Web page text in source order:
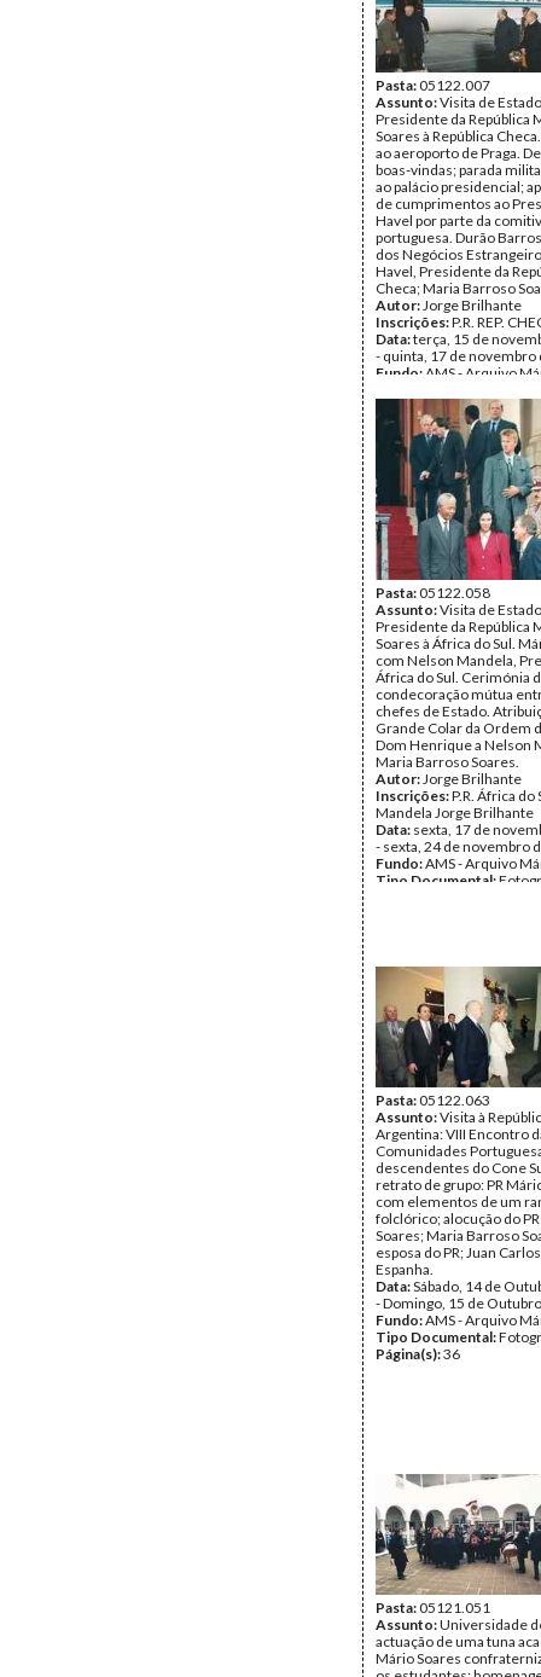
Pasta:05122.007
Assunto:Visita de
Presidente da República
Soares à República
ao aeroporto de Praga.
boas-vindas; parada
ao palácio presidencial;
de cumprimentos ao
Havel por parte da
portuguesa. Durão
dos Negócios
Havel, Presidente da
Checa; Maria Barroso
Autor:Jorge Brilhante
Inscrições:P.R. REP.
Data:terça, 15 de
- quinta, 17 de novembro
Fundo: AMS - Arquivo
Página(s):
Pasta:05122.058
Assunto:Visita de
Presidente da República
Soares à África do Sul.
com Nelson Mandela,
África do Sul. Cerimónia
condecoração mútua
chefes de Estado.
Grande Colar da Ordem
Dom Henrique a Nelson
Maria Barroso Soares.
Autor:Jorge Brilhante
Inscrições:P.R. África do
Mandela Jorge Brilhante
Data: sexta, 17 de
- sexta, 24 de novembro
Fundo:AMS - Arquivo
Tipo Documental:
Pasta:05122.063
Assunto:Visita à
Argentina: VIII Encontro
Comunidades
descendentes do Cone
retrato de grupo: PR
com elementos de um
folclórico; alocução do
Soares; Maria Barroso
esposa do PR; Juan
Espanha.
Data:Sábado, 14 de
- Domingo, 15 de
Fundo:AMS - Arquivo
Tipo Documental:
Página(s):36
Pasta:05121.051
Assunto:Universidade
actuação de uma tuna
Mário Soares